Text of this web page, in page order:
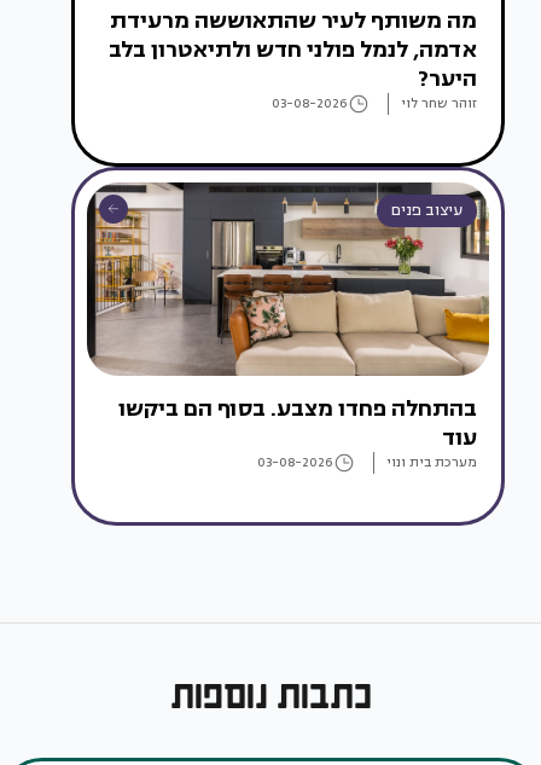
מה משותף לעיר שהתאוששה מרעידת
אדמה, לנמל פולני חדש ולתיאטרון בלב
היער?
זוהר שחר לוי 03-08-2026
עיצוב פנים
בהתחלה פחדו מצבע. בסוף הם ביקשו
עוד
מערכת בית ונוי 03-08-2026
כתבות נוספות